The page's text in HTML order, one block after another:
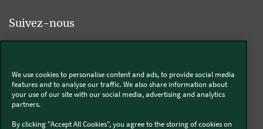
Suivez-nous
Thermomix®
We use cookies to personalise content and ads, to provide social media
features and to analyse our traffic. We also share information about
your use of our site with our social media, advertising and analytics
partners.
By clicking "Accept All Cookies", you agree to the storing of cookies on